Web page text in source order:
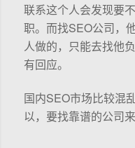
联系这个人会发现要
职。而找SEO公司，
人做的，只能去找他
有回应。
国内SEO市场比较混
以，要找靠谱的公司